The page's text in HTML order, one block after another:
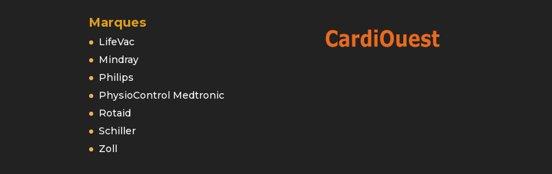
Marques
LifeVac
Mindray
Philips
PhysioControl Medtronic
Rotaid
Schiller
Zoll